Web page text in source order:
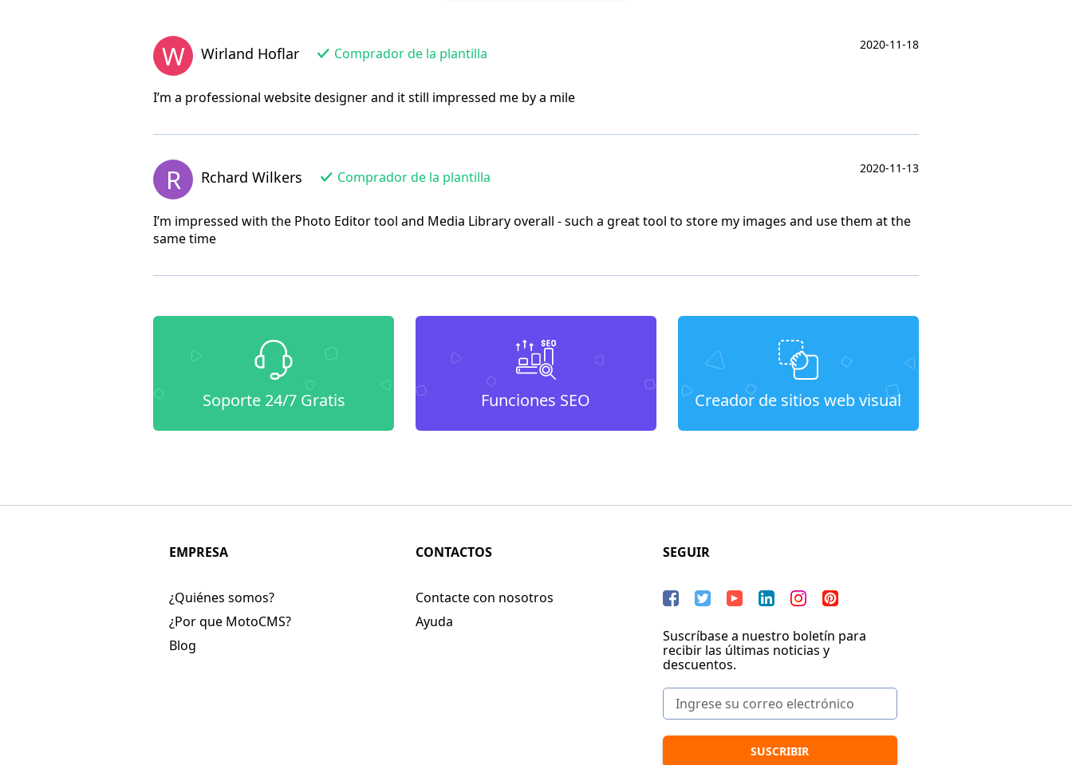
W Wirland Hoflar Comprador de la plantilla
2020-11-18
I’m a professional website designer and it still impressed me by a mile
R Rchard Wilkers Comprador de la plantilla
2020-11-13
I’m impressed with the Photo Editor tool and Media Library overall - such a great tool to store my images and use them at the
same time
Soporte 24/7 Gratis Funciones SEO Creador de sitios web visual
EMPRESA
¿Quiénes somos?
¿Por que MotoCMS?
Blog
CONTACTOS
Contacte con nosotros
Ayuda
SEGUIR
Suscríbase a nuestro boletín para
recibir las últimas noticias y
descuentos.